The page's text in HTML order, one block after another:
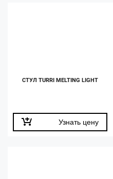
СТУЛ TURRI MELTING LIGHT
Узнать цену